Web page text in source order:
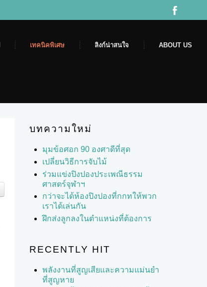
เทคนิคพิเศษ ลิงก์น่าสนใจ ABOUT US
บทความใหม่
มุมข้อศอก 90 องศาดีที่สุด
เปลี่ยนวิธีการจับไม้
ร่วมแข่งปิงปองประเพณีธรรม
ศาสตร์จุฬาฯ
กว่าจะได้ห้องปิงปองที่กกทให้พวก
เราได้เล่นกัน
ฝึกส่งลูกลงในตำแหน่งที่ต้องการ
RECENTLY HIT
พลังงานที่สูญเสียและความแม่นยำ
ที่สูญหาย